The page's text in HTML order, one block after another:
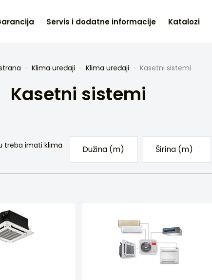
Servis i dodatne informacije Katalozi
Klima uređaji Klima uređaji Kasetni sistemi
Kasetni sistemi
treba imati klima